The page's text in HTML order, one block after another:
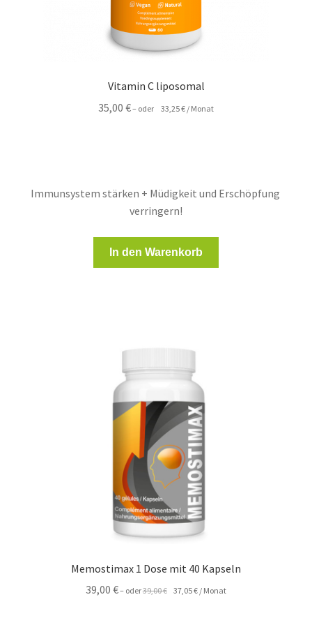
Vitamin C liposomal
35,00€– oder 33,25€ / Monat
Immunsystem stärken + Müdigkeit und Erschöpfung
verringern!
In den Warenkorb
Memostimax 1 Dose mit 40 Kapseln
39,00 €–oder39,00€ Ursprünglicher
37,05€Aktueller
/ Monat